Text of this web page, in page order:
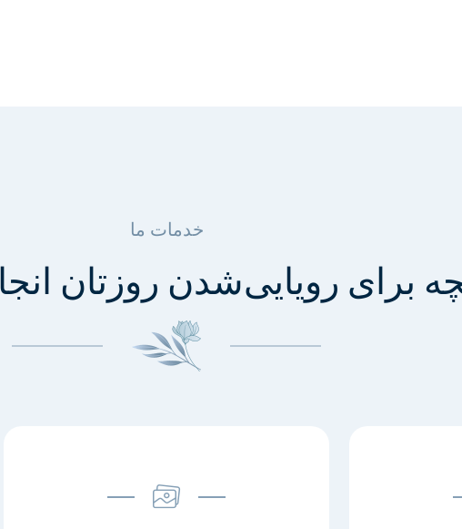
خدمات ما
برای رویایی‌شدن روزتان